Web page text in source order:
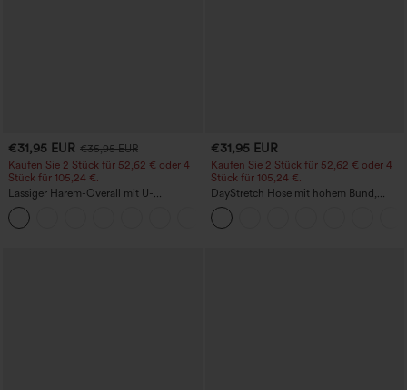
€31,95 EUR €35,95 EUR
Kaufen Sie 2 Stück für 52,62 € oder 4
Stück für 105,24 €.
Lässiger Harem-Overall mit U-
Ausschnitt und Taschen - Easy Peezy
Edition
€31,95 EUR
Kaufen Sie 2 Stück für 52,62 € oder 4
Stück für 105,24 €.
DayStretch Hose mit hohem Bund,
Barrel-Leg und Taschen